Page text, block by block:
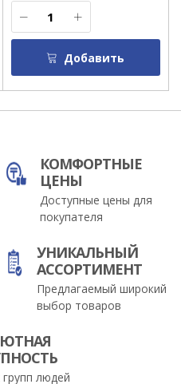
Добавить
КОМФОРТНЫЕ
ЦЕНЫ
Доступные цены для
покупателя
УНИКАЛЬНЫЙ
АССОРТИМЕНТ
Предлагаемый широкий
выбор товаров
людей